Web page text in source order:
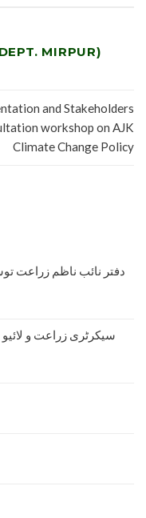
MIRPUR)
and Stakeholders
workshop on AJK
Climate Change Policy
دفتر نائب ناظم زراعت
سیکرٹری زراعت و